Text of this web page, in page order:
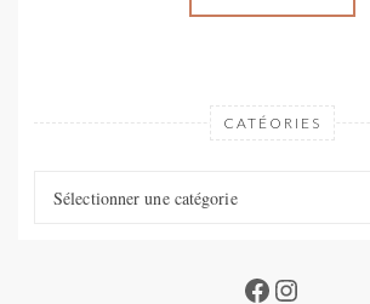
CATÉORIES
Sélectionner une catégorie
Facebook